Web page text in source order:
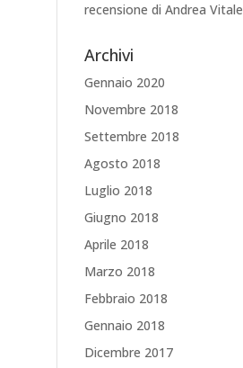
recensione di Andrea Vitale
Archivi
Gennaio 2020
Novembre 2018
Settembre 2018
Agosto 2018
Luglio 2018
Giugno 2018
Aprile 2018
Marzo 2018
Febbraio 2018
Gennaio 2018
Dicembre 2017